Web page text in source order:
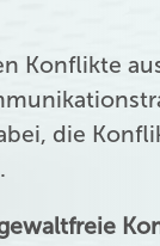
Konflikte
die